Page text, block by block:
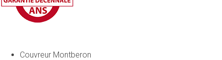
Couvreur Montberon